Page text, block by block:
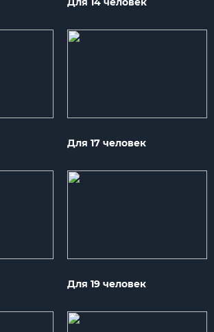
Для 17 человек
Для 19 человек